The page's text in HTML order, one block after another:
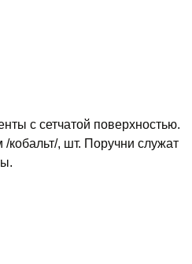
с сетчатой поверхностью.
, шт. Поручни служат